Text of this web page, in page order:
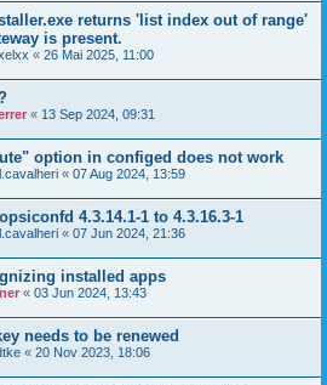
returns 'list index out of range'
is present.
« 26 Mai 2025, 11:00
« 13 Sep 2024, 09:31
option in configed does not work
« 07 Aug 2024, 13:59
4.3.14.1-1 to 4.3.16.3-1
« 07 Jun 2024, 21:36
installed apps
« 03 Jun 2024, 13:43
needs to be renewed
« 20 Nov 2023, 18:06